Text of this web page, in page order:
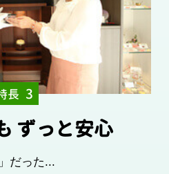
長 3
ずっと安心
だった...